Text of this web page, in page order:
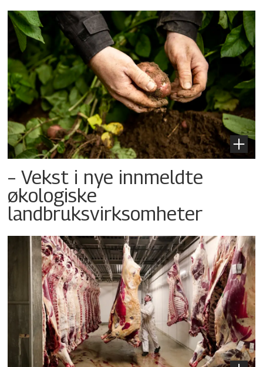
– Vekst i nye innmeldte
økologiske
landbruksvirksomheter